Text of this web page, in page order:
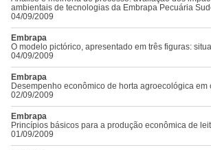
ambientais de tecnologias da Embrapa Pecuária
04/09/2009
Embrapa
O modelo pictórico, apresentado em três figuras:
04/09/2009
Embrapa
Desempenho econômico de horta agroecológica
02/09/2009
Embrapa
Princípios básicos para a produção econômica de
01/09/2009